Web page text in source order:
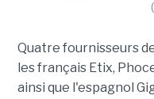
Quatre fournisseurs
les français Etix,
ainsi que l'espagnol